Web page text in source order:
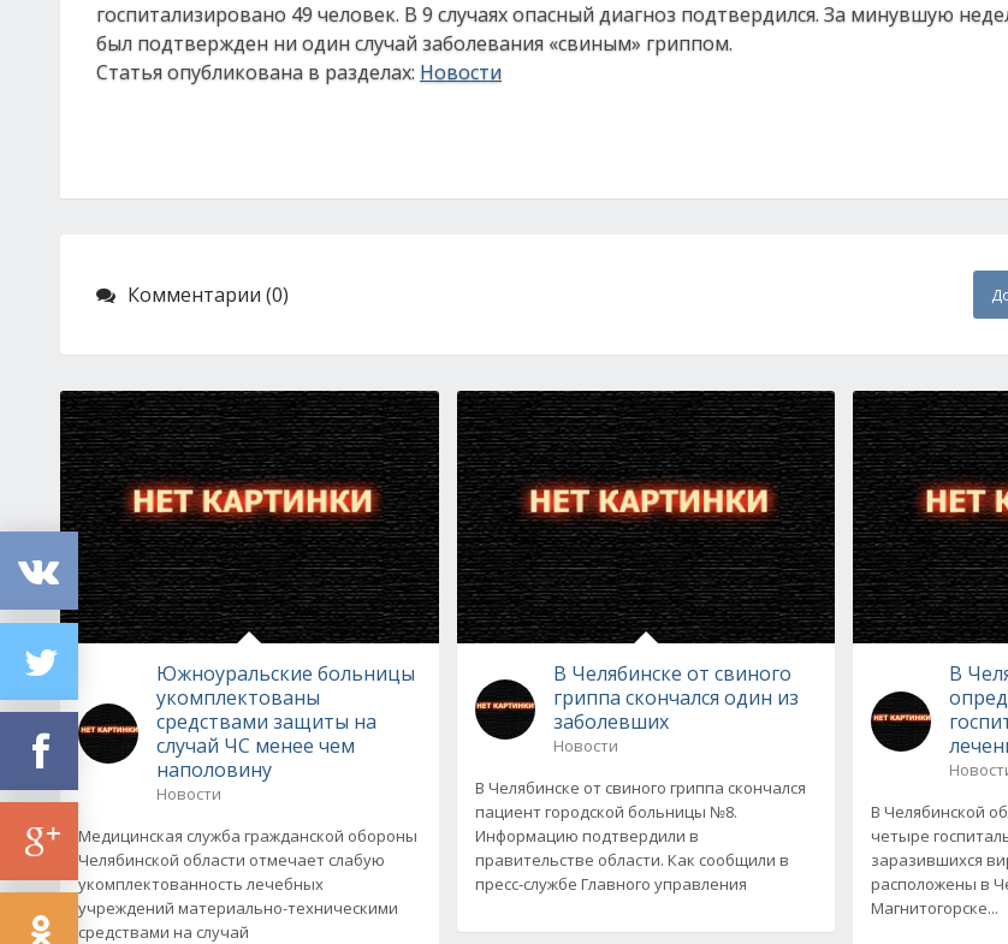
госпитализировано 49 человек. В 9 случаях опасный диагноз подтвердился. За минувшую
был подтвержден ни один случай заболевания «свиным» гриппом.
Статья опубликована в разделах: Новости
Комментарии (0)
Южноуральские больницы
укомплектованы
средствами защиты на
случай ЧС менее чем
наполовину
Новости
Медицинская служба гражданской обороны
Челябинской области отмечает слабую
укомплектованность лечебных
учреждений материально-техническими
средствами на случай
В Челябинске от свиного
гриппа скончался один из
заболевших
Новости
В Челябинске от свиного гриппа скончался
пациент городской больницы №8.
Информацию подтвердили в
правительстве области. Как сообщили в
пресс-службе Главного управления
В
В Челябинской
четыре
заразившихся
расположены в
Магнитогорске...